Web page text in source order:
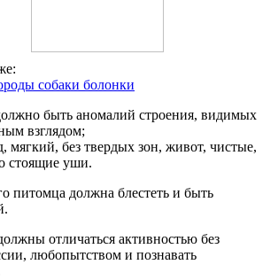
собаки болонки
быть аномалий строения, видимых
взглядом;
мягкий, без твердых зон, живот, чистые,
стоящие уши.
питомца должна блестеть и быть
отличаться активностью без
любопытством и познавать